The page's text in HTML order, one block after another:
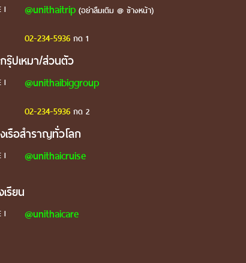
I
@unithaitrip(อย่าลืมเติม @ ข้างหน้า)
02-234-5936กด 1
รุ๊ปเหมา/ส่วนตัว
I
@unithaibiggroup
02-234-5936กด 2
เรือสำราญทั่วโลก
I
@unithaicruise
รียน
I
@unithaicare